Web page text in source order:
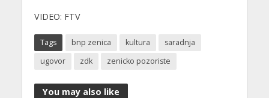
VIDEO: FTV
Tags bnp zenica kultura
saradnja
ugovor
zdk zenicko pozoriste
You may also like